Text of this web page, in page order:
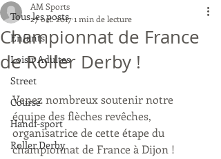
Tous les posts
Enfants
Loisir Adultes
Street
Course
Handi-sport
Roller Derby
Championnat de France
de Roller Derby !
AM Sports
27 oct. 20171 min de lecture
Venez nombreux soutenir notre
équipe des flèches revêches,
organisatrice de cette étape du
championnat de France à Dijon !